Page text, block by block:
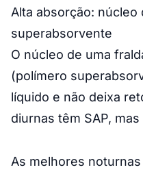
Alta absorção: núcleo
superabsorvente
O núcleo de uma
(polímero
líquido e não deixa
diurnas têm SAP,
As melhores